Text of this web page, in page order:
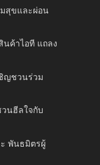
มสุขและผ่อน
ค้าไอที แถลง
ญชวนร่วม
วนฮีลใจกับ
พันธมิตรผู้